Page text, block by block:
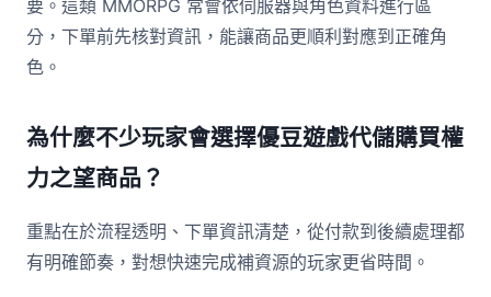
要。這類 MMORPG 常會依伺服器與角色資料進行區
分，下單前先核對資訊，能讓商品更順利對應到正確角
色。
為什麼不少玩家會選擇優豆遊戲代儲購買權
力之望商品？
重點在於流程透明、下單資訊清楚，從付款到後續處理都
有明確節奏，對想快速完成補資源的玩家更省時間。